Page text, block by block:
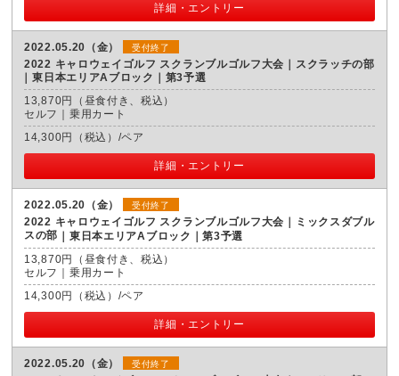
詳細・エントリー
2022.05.20（金） 受付終了
2022 キャロウェイゴルフ スクランブルゴルフ大会｜スクラッチの部
東日本エリアAブロック｜第3予選
13,870円（昼食付き、税込）
セルフ｜乗用カート
14,300円（税込）/ペア
詳細・エントリー
2022.05.20（金） 受付終了
2022 キャロウェイゴルフ スクランブルゴルフ大会｜ミックスダブル
スの部
東日本エリアAブロック｜第3予選
13,870円（昼食付き、税込）
セルフ｜乗用カート
14,300円（税込）/ペア
詳細・エントリー
2022.05.20（金） 受付終了